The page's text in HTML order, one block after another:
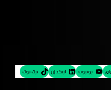
يوتيوب لينكد إن تيك توك